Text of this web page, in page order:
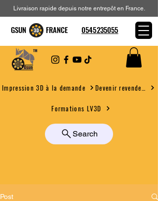
Impression 3D à la demande
Formations LV3D
Search
Livraison rapide depuis notre entrepôt en France.
GSUN FRANCE 0545235055
Post